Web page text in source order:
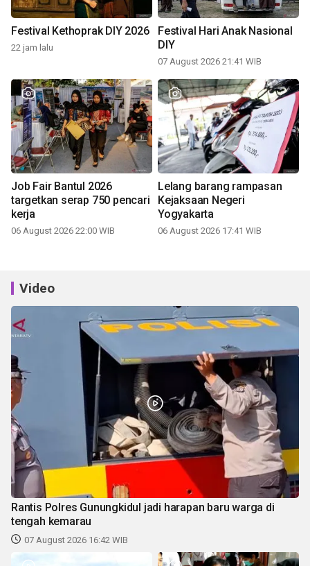
Festival Kethoprak DIY 2026
22 jam lalu
Festival Hari Anak Nasional
DIY
07 August 2026 21:41 WIB
Job Fair Bantul 2026
targetkan serap 750 pencari
kerja
06 August 2026 22:00 WIB
Lelang barang rampasan
Kejaksaan Negeri
Yogyakarta
06 August 2026 17:41 WIB
Video
Rantis Polres Gunungkidul jadi harapan baru warga di
tengah kemarau
07 August 2026 16:42 WIB